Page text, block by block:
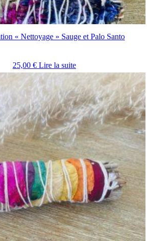
« Nettoyage » Sauge et Palo Santo
25,00 € Lire la suite